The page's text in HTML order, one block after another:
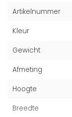
Artikelnummer
Kleur
Gewicht
Afmeting
Hoogte
Breedte